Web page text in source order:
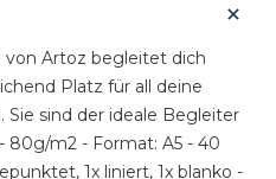
Artoz begleitet dich
Platz für all deine
Sie sind der ideale Begleiter
80g/m2 - Format: A5 - 40
1x liniert, 1x blanko -